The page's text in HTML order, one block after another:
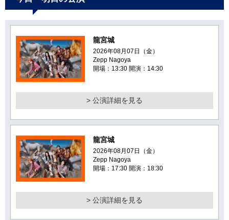
龍宮城
2026年08月07日（金）
Zepp Nagoya
開場：13:30 開演：14:30
> 公演詳細を見る
龍宮城
2026年08月07日（金）
Zepp Nagoya
開場：17:30 開演：18:30
> 公演詳細を見る